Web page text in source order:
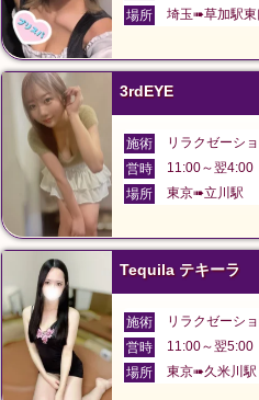
場所
埼玉➠草加駅東
3rdEYE
施術
リラクゼーシ
営時
11:00～翌4:00
場所
東京➠立川駅
Tequila テキーラ
施術
リラクゼーシ
営時
11:00～翌5:00
場所
東京➠久米川駅